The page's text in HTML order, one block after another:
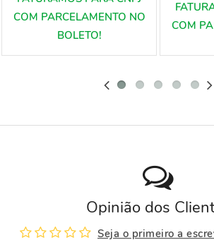
Opinião dos
Seja o primeiro a